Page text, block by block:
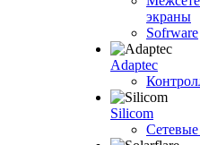
экраны
Sofrware
Adaptec
Silicom